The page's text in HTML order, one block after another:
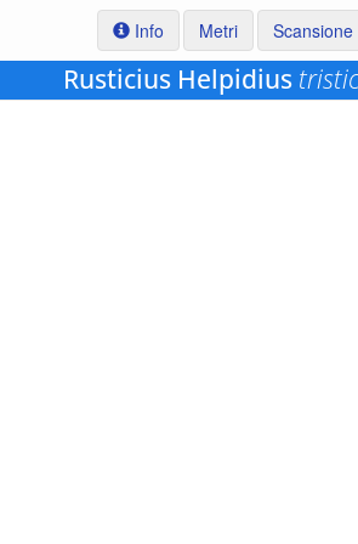
Info Metri
Rusticius Helpidius